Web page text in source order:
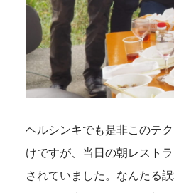
ヘルシンキでも是非このテ
けですが、当日の朝レスト
されていました。なんたる